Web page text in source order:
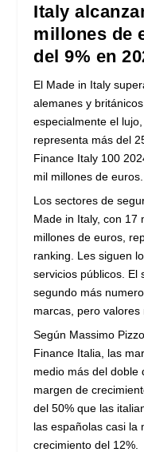
Italy
millones de
del 9% en
El Made in Italy
alemanes y
especialmente el
representa más del
Finance Italy 100
mil millones de euros.
Los sectores de
Made in Italy, con 17
millones de euros,
ranking. Les siguen
servicios públicos. El
segundo más
marcas, pero valores
Según Massimo
Finance Italia, las
medio más del doble
margen de
del 50% que las
las españolas casi la
crecimiento del 12%.